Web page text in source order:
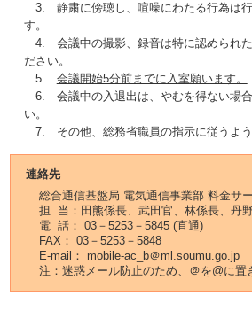
3. 静粛に傍聴し、喧噪にわたる行為は行
す。
4. 会議中の撮影、録音は特に認められた
ださい。
5. 会議開始5分前までに入室願います。
6. 会議中の入退出は、やむを得ない場合
い。
7. その他、総務省職員の指示に従うよう
連絡先
総合通信基盤局 電気通信事業部 料金サ
担 当：田熊係長、武田官、林係長、丹
電 話： 03－5253－5845 (直通)
FAX： 03－5253－5848
E-mail： mobile-ac_b＠ml.soumu.go.jp
注：迷惑メール防止のため、＠を@に置